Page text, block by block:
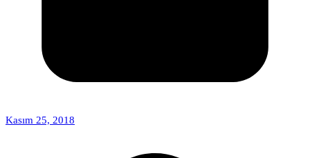
Kasım 25, 2018